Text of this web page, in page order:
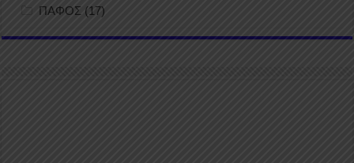
ΠΑΦΟΣ (17)